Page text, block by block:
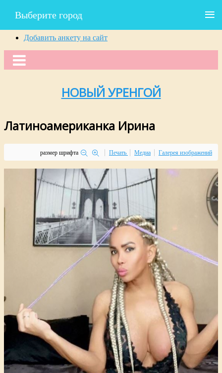
Добавить анкету на сайт
НОВЫЙ УРЕНГОЙ
Латиноамериканка Ирина
размер шрифта Печать Медиа Галерея изображений
Выберите город ≡